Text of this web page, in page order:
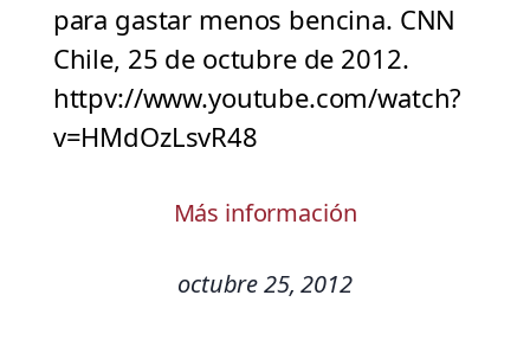
para gastar menos bencina. CNN
Chile, 25 de octubre de 2012.
httpv://www.youtube.com/watch?
v=HMdOzLsvR48
Más información
octubre 25, 2012